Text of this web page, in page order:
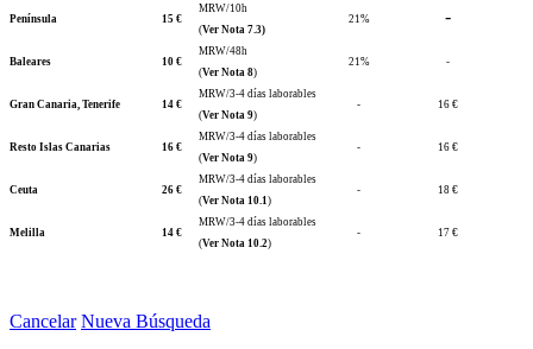
Península 15 €
MRW/10h
(Ver Nota 7.3)
21% -
Baleares 10 €
MRW/48h
(Ver Nota 8)
21% -
Gran Canaria, Tenerife 14 €
MRW/3-4 días laborables
(Ver Nota 9)
- 16 €
Resto Islas Canarias 16 €
MRW/3-4 días laborables
(Ver Nota 9)
- 16 €
Ceuta 26 €
MRW/3-4 días laborables
(Ver Nota 10.1 )
- 18 €
Melilla 14 €
MRW/3-4 días laborables
(Ver Nota 10.2)
- 17 €
Cancelar Nueva Búsqueda